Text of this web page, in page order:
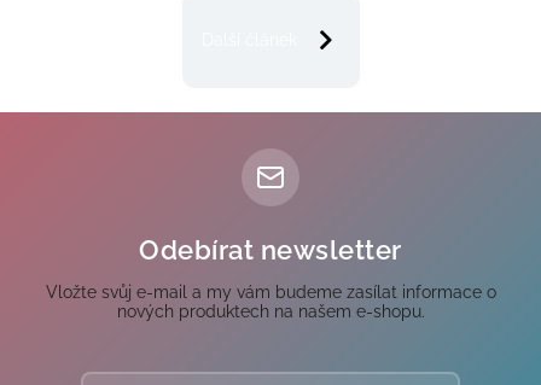
Odebírat newsletter
Vložte svůj e-mail a my vám budeme zasílat informace o
nových produktech na našem e-shopu.